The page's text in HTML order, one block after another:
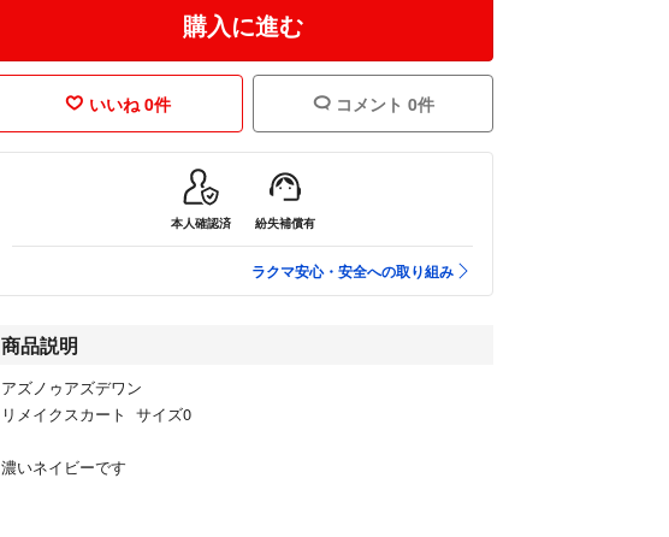
購入に進む
いいね 0件 コメント 0件
本人確認済 紛失補償有
ラクマ安心・安全への取り組み
商品説明
アズノゥアズデワン
リメイクスカート サイズ0
濃いネイビーです